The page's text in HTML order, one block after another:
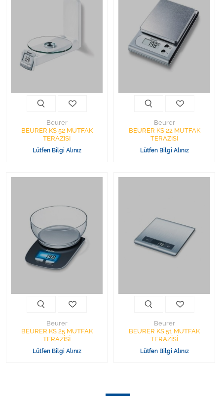
Beurer
BEURER KS 52 MUTFAK
TERAZİSİ
Lütfen Bilgi Alınız
Beurer
BEURER KS 22 MUTFAK
TERAZİSİ
Lütfen Bilgi Alınız
Beurer
BEURER KS 25 MUTFAK
TERAZİSİ
Lütfen Bilgi Alınız
Beurer
BEURER KS 51 MUTFAK
TERAZİSİ
Lütfen Bilgi Alınız